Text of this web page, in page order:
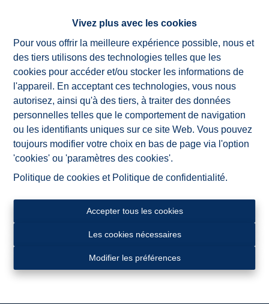
Vivez plus avec les cookies
Pour vous offrir la meilleure expérience possible, nous et
des tiers utilisons des technologies telles que les
cookies pour accéder et/ou stocker les informations de
l'appareil. En acceptant ces technologies, vous nous
autorisez, ainsi qu'à des tiers, à traiter des données
personnelles telles que le comportement de navigation
ou les identifiants uniques sur ce site Web. Vous pouvez
toujours modifier votre choix en bas de page via l'option
'cookies' ou 'paramètres des cookies'.
Politique de cookies et Politique de confidentialité.
Accepter tous les cookies
Les cookies nécessaires
Modifier les préférences
depuis plus de 50 ans !
NV ImmoAD
Localisation